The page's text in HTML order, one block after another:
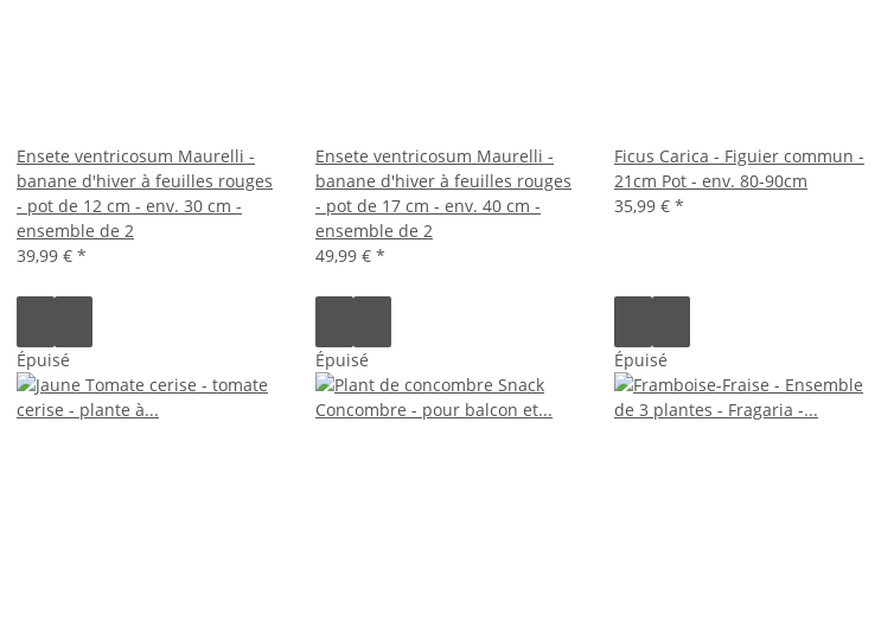
Ensete ventricosum Maurelli -
banane d'hiver à feuilles rouges
- pot de 12 cm - env. 30 cm -
ensemble de 2
39,99 € *
Ensete ventricosum Maurelli -
banane d'hiver à feuilles rouges
- pot de 17 cm - env. 40 cm -
ensemble de 2
49,99 € *
Ficus Carica - Figuier commun -
21cm Pot - env. 80-90cm
35,99 € *
Épuisé Épuisé Épuisé